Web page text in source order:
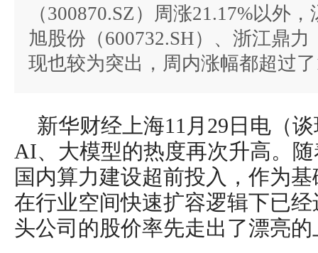
（300870.SZ）周涨21.17%以外
旭股份（600732.SH）、浙江鼎
现也较为突出，周内涨幅都超过
新华财经上海11月29日电（
AI、大模型的热度再次升高。
国内算力建设超前投入，作为
在行业空间快速扩容逻辑下已
头公司的股价率先走出了漂亮